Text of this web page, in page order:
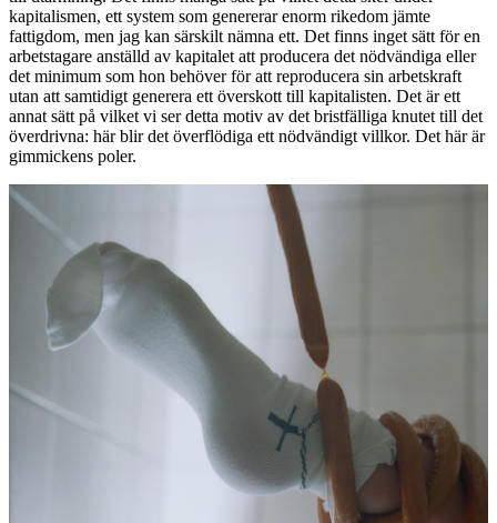
kapitalismen, ett system som genererar enorm rikedom jämte
fattigdom, men jag kan särskilt nämna ett. Det finns inget sätt för en
arbetstagare anställd av kapitalet att producera det nödvändiga eller
det minimum som hon behöver för att reproducera sin arbetskraft
utan att samtidigt generera ett överskott till kapitalisten. Det är ett
annat sätt på vilket vi ser detta motiv av det bristfälliga knutet till det
överdrivna: här blir det överflödiga ett nödvändigt villkor. Det här är
gimmickens poler.